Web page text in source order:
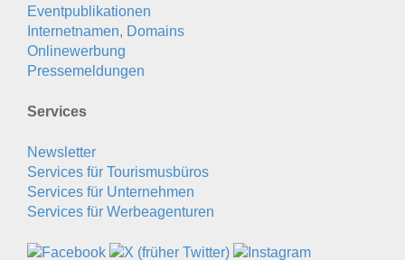
Eventpublikationen
Internetnamen, Domains
Onlinewerbung
Pressemeldungen
Services
Newsletter
Services für Tourismusbüros
Services für Unternehmen
Services für Werbeagenturen